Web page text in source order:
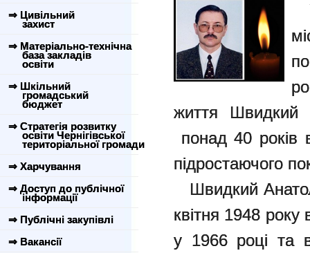
⇒ Цивільний
захист
⇒ Матеріально-технічна
база закладів
освіти
⇒ Шкільний
громадський
бюджет
⇒ Стратегія розвитку
освіти Чернігівської
територіальної громади
⇒ Харчування
⇒ Доступ до публічної
інформації
⇒ Публічні закупівлі
⇒ Вакансії
життя Швидкий
понад 40 років
підростаючого
Швидкий
квітня 1948 року
у 1966 році та